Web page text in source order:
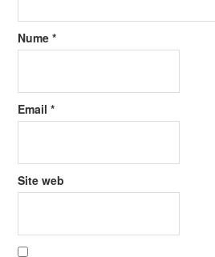
Nume*
Email*
Site web